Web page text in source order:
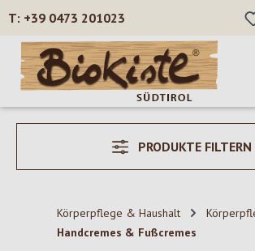
Zum Hauptinhalt springen
+39 0473 201023
PRODUKTE FILTERN
Körperpflege & Haushalt
Handcremes & Fußcremes